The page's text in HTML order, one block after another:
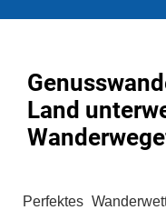
Land
Perfektes